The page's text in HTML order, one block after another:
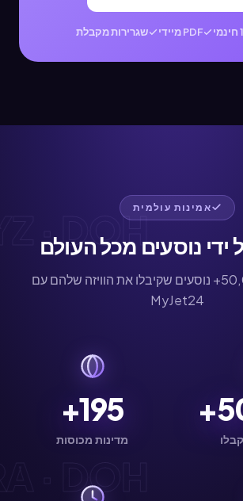
PDF מיידי שגרירות מקבלת
·
·
אמינות עולמית
ידי נוסעים מכל העולם
הצטרפו ל-50,000+ נוסעים שקיבלו את הוויזה שלהם עם
MyJet24
195+
מדינות מכוסות